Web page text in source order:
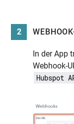
2
In der App
Webhook-
Hubspot